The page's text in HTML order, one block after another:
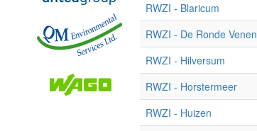
RWZI - Blaricum
RWZI - De Ronde Venen
RWZI - Hilversum
RWZI - Horstermeer
RWZI - Huizen